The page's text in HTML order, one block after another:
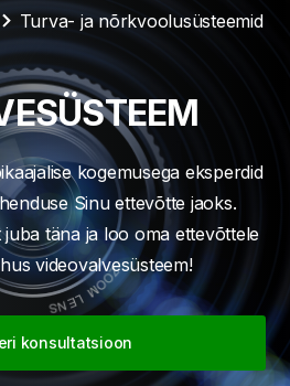
Turva- ja nõrkvoolusüsteemid
kogemusega eksperdid
Sinu ettevõtte jaoks.
täna ja loo oma ettevõttele
videovalvesüsteem!
konsultatsioon